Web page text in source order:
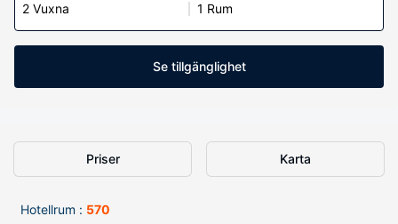
2 Vuxna 1 Rum
Se tillgänglighet
Priser Karta
Hotellrum : 570